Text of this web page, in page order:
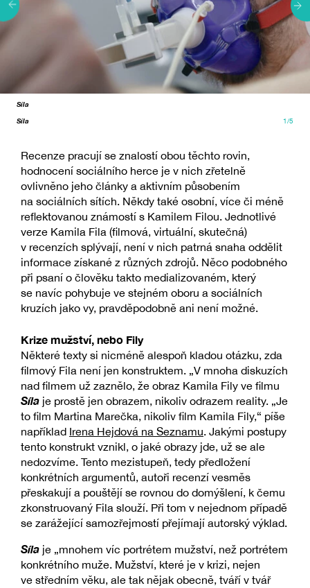
Síla
Síla 1/5
Recenze pracují se znalostí obou těchto rovin,
hodnocení sociálního herce je v nich zřetelně
ovlivněno jeho články a aktivním působením
na sociálních sítích. Někdy také osobní, více či méně
reflektovanou známostí s Kamilem Filou. Jednotlivé
verze Kamila Fila (filmová, virtuální, skutečná)
v recenzích splývají, není v nich patrná snaha oddělit
informace získané z různých zdrojů. Něco podobného
při psaní o člověku takto medializovaném, který
se navíc pohybuje ve stejném oboru a sociálních
kruzích jako vy, pravděpodobně ani není možné.
Krize mužství, nebo Fily
Některé texty si nicméně alespoň kladou otázku, zda
filmový Fila není jen konstruktem. „V mnoha diskuzích
nad filmem už zaznělo, že obraz Kamila Fily ve filmu
Síla je prostě jen obrazem, nikoliv odrazem reality. „Je
to film Martina Marečka, nikoliv film Kamila Fily,“ píše
například Irena Hejdová na Seznamu. Jakými postupy
tento konstrukt vznikl, o jaké obrazy jde, už se ale
nedozvíme. Tento mezistupeň, tedy předložení
konkrétních argumentů, autoři recenzí vesměs
přeskakují a pouštějí se rovnou do domýšlení, k čemu
zkonstruovaný Fila slouží. Při tom v nejednom případě
se zarážející samozřejmostí přejímají autorský výklad.
Síla je „mnohem víc portrétem mužství, než portrétem
konkrétního muže. Mužství, které je v krizi, nejen
ve středním věku, ale tak nějak obecně, tváří v tvář